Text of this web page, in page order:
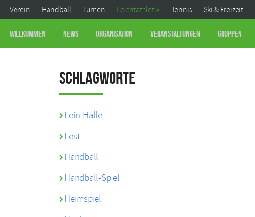
Verein Handball Turnen Leichtathletik Tennis Ski & Freizeit
Willkommen News Organisation Veranstaltungen Gruppen
Schlagworte
Fein-Halle
Fest
Handball
Handball-Spiel
Heimspiel